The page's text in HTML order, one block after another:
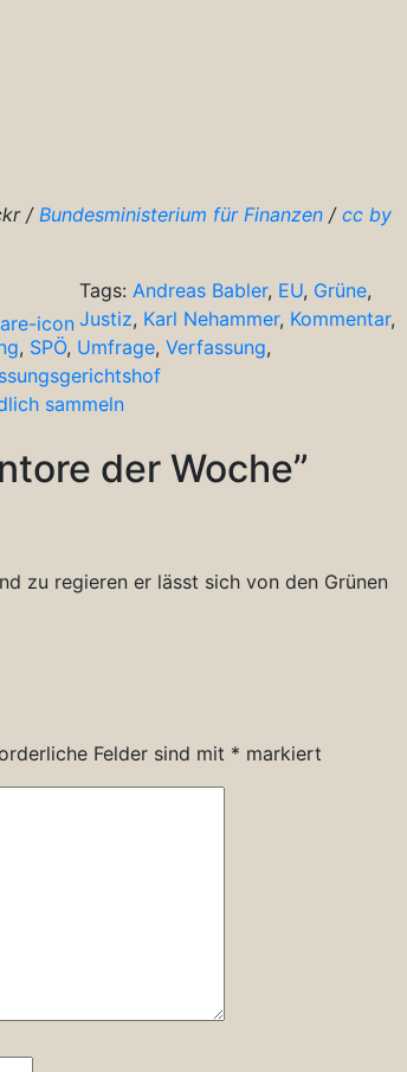
/ Bundesministerium für Finanzen / cc by
Tags: Andreas Babler, EU, Grüne,
Justiz, Karl Nehammer, Kommentar,
, SPÖ, Umfrage, Verfassung,
sammeln
der Woche”
zu regieren er lässt sich von den Grünen
Felder sind mit * markiert